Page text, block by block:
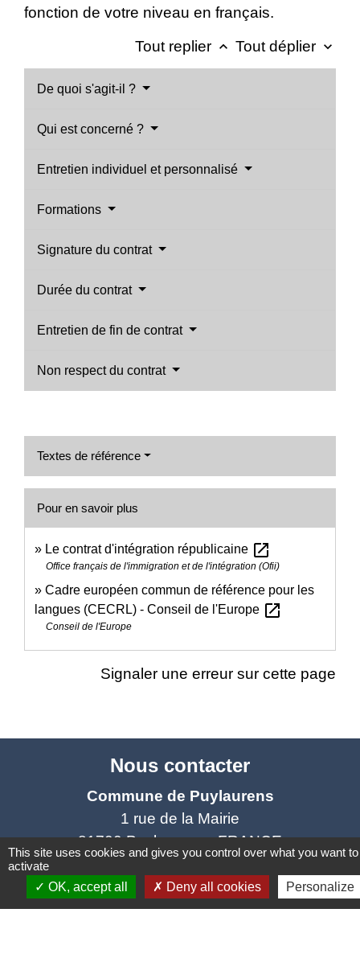
fonction de votre niveau en français.
Tout replier keyboard_arrow_up Tout déplier keyboard_arrow_down
De quoi s'agit-il ?
Qui est concerné ?
Entretien individuel et personnalisé
Formations
Signature du contrat
Durée du contrat
Entretien de fin de contrat
Non respect du contrat
Textes de référence
Pour en savoir plus
Le contrat d'intégration républicaine open_in_new
Office français de l'immigration et de l'intégration (Ofii)
Cadre européen commun de référence pour les
langues (CECRL) - Conseil de l'Europe open_in_new
Conseil de l'Europe
Signaler une erreur sur cette page
Nous contacter
Commune de Puylaurens
1 rue de la Mairie
81700 Puylaurens - FRANCE
+33 5 63 75 00 18
Contact par formulaire
This site uses cookies and gives you control over what you want to
activate
OK, accept all
Deny all cookies Personalize